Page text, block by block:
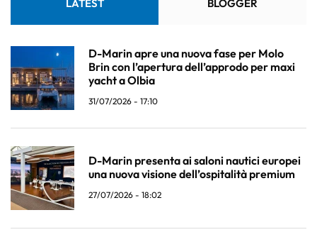
LATEST BLOGGER
D-Marin apre una nuova fase per Molo
Brin con l’apertura dell’approdo per maxi
yacht a Olbia
31/07/2026 - 17:10
D-Marin presenta ai saloni nautici europei
una nuova visione dell’ospitalità premium
27/07/2026 - 18:02